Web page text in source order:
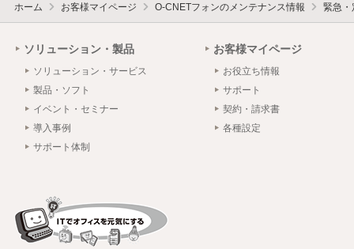
ホーム お客様マイページ O-CNETフォンのメンテナンス情報 緊急・
ソリューション・製品
ソリューション・サービス
製品・ソフト
イベント・セミナー
導入事例
サポート体制
お客様マイページ
お役立ち情報
サポート
契約・請求書
各種設定